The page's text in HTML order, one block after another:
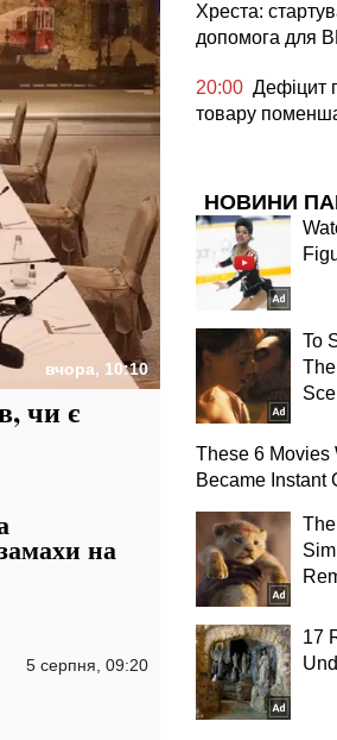
вчора, 10:10
чи є
на
5 серпня, 09:20
Хреста:
допомога для
20:00 Дефіцит
товару
НОВИНИ
To
These 6 Movies
Became Instant
17